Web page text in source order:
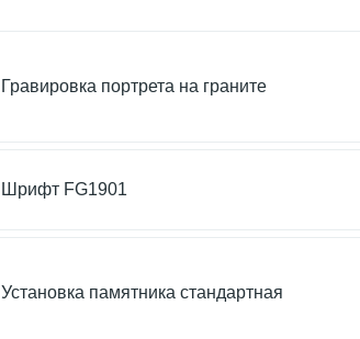
Гравировка портрета на граните
Шрифт FG1901
Установка памятника стандартная